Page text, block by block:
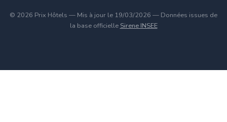
© 2026 Prix Hôtels — Mis à jour le 19/03/2026 — Données issues de
la base officielle Sirene INSEE